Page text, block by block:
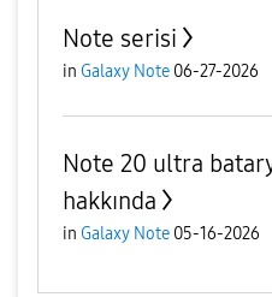
Note serisi
in Galaxy Note 06-27-2026
Note 20 ultra
hakkında
in Galaxy Note 05-16-2026